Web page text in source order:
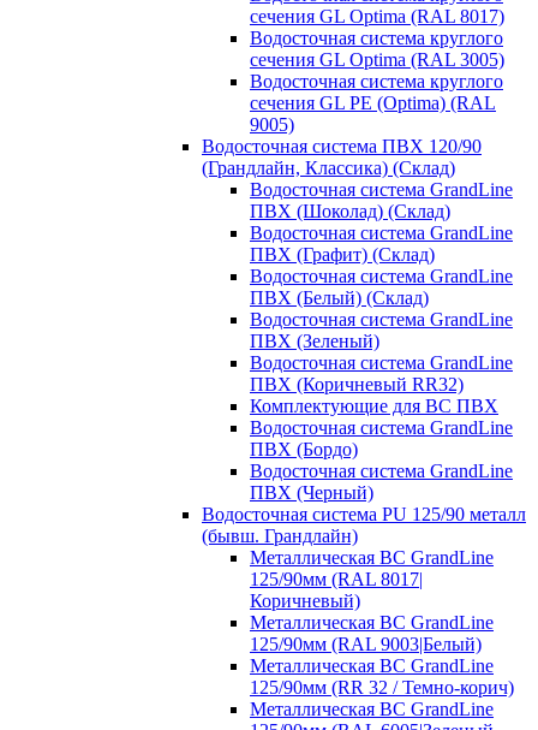
сечения GL Optima (RAL 8017)
Водосточная система круглого
сечения GL Optima (RAL 3005)
Водосточная система круглого
сечения GL PE (Optima) (RAL
9005)
Водосточная система ПВХ 120/90
(Грандлайн, Классика) (Склад)
Водосточная система GrandLine
ПВХ (Шоколад) (Склад)
Водосточная система GrandLine
ПВХ (Графит) (Склад)
Водосточная система GrandLine
ПВХ (Белый) (Склад)
Водосточная система GrandLine
ПВХ (Зеленый)
Водосточная система GrandLine
ПВХ (Коричневый RR32)
Комплектующие для ВС ПВХ
Водосточная система GrandLine
ПВХ (Бордо)
Водосточная система GrandLine
ПВХ (Черный)
Водосточная система PU 125/90 металл
(бывш. Грандлайн)
Металлическая ВС GrandLine
125/90мм (RAL 8017|
Коричневый)
Металлическая ВС GrandLine
125/90мм (RAL 9003|Белый)
Металлическая ВС GrandLine
125/90мм (RR 32 / Темно-корич)
Металлическая ВС GrandLine